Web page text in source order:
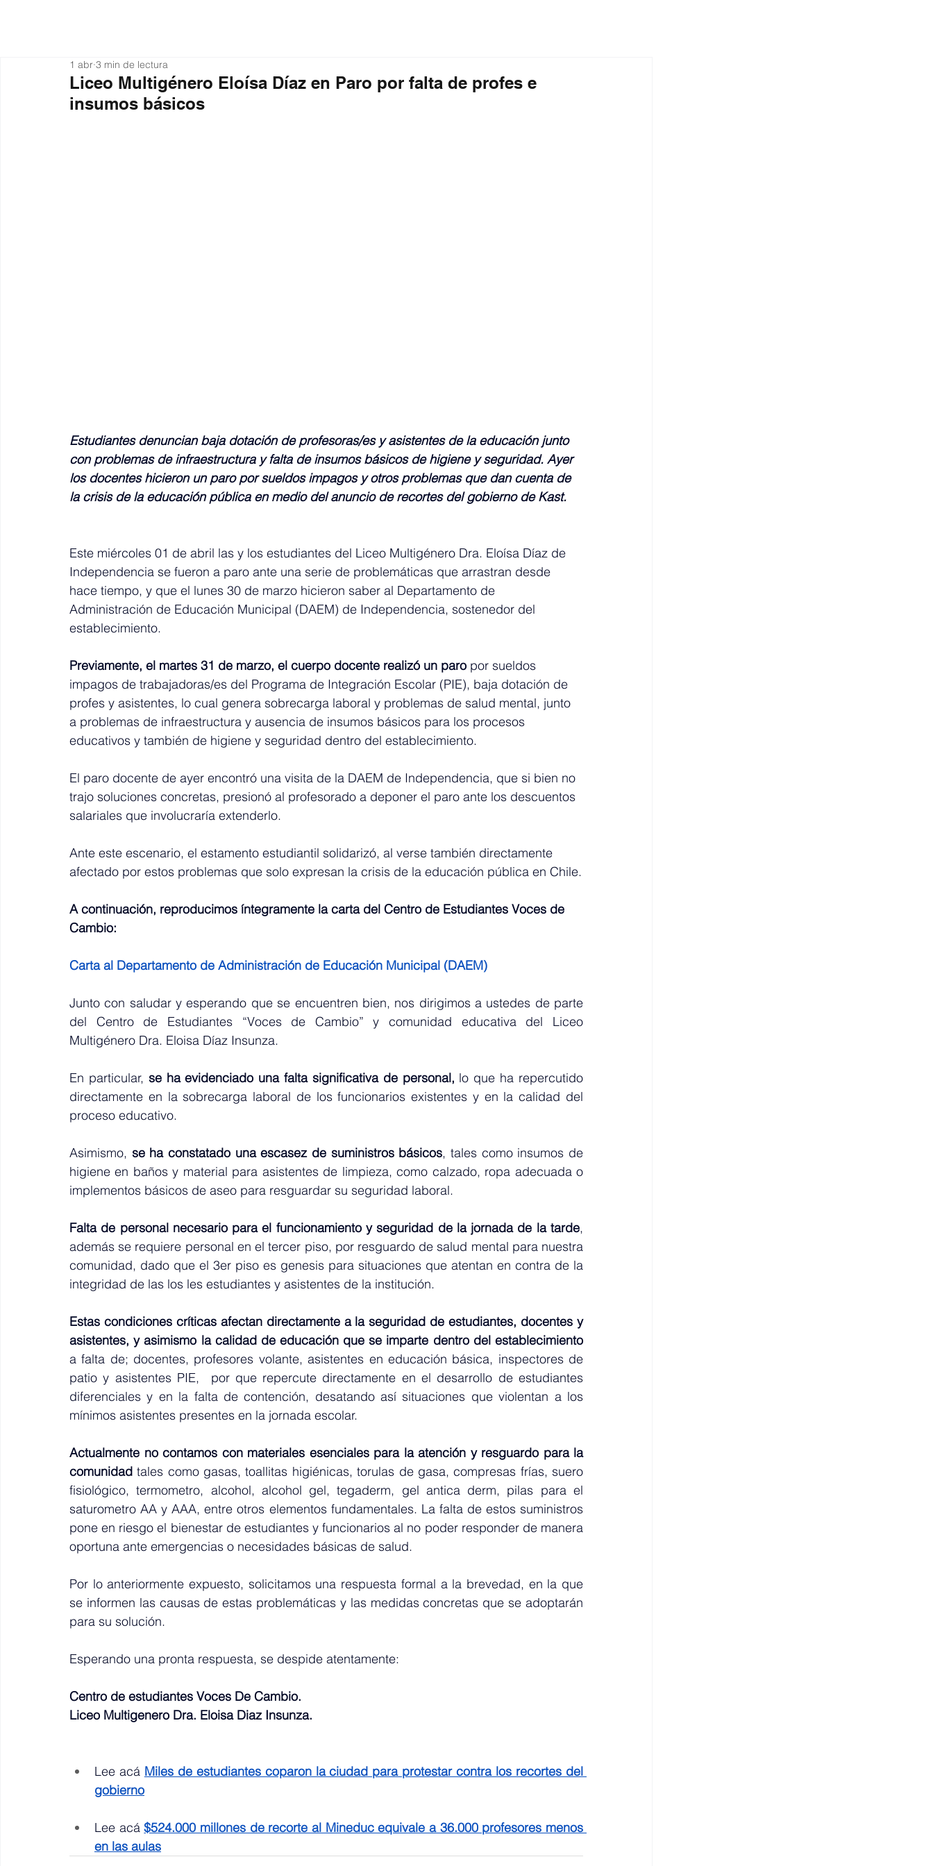
Liceo Multigénero Eloísa Díaz en Paro por falta de profes e
insumos básicos
1 abr 3 min de lectura
Estudiantes denuncian baja dotación de profesoras/es y asistentes de la educación junto
con problemas de infraestructura y falta de insumos básicos de higiene y seguridad. Ayer
los docentes hicieron un paro por sueldos impagos y otros problemas que dan cuenta de
la crisis de la educación pública en medio del anuncio de recortes del gobierno de Kast.
Este miércoles 01 de abril las y los estudiantes del Liceo Multigénero Dra. Eloísa Díaz de
Independencia se fueron a paro ante una serie de problemáticas que arrastran desde
hace tiempo, y que el lunes 30 de marzo hicieron saber al Departamento de
Administración de Educación Municipal (DAEM) de Independencia, sostenedor del
establecimiento.
Previamente, el martes 31 de marzo, el cuerpo docente realizó un paro por sueldos
impagos de trabajadoras/es del Programa de Integración Escolar (PIE), baja dotación de
profes y asistentes, lo cual genera sobrecarga laboral y problemas de salud mental, junto
a problemas de infraestructura y ausencia de insumos básicos para los procesos
educativos y también de higiene y seguridad dentro del establecimiento.
El paro docente de ayer encontró una visita de la DAEM de Independencia, que si bien no
trajo soluciones concretas, presionó al profesorado a deponer el paro ante los descuentos
salariales que involucraría extenderlo.
Ante este escenario, el estamento estudiantil solidarizó, al verse también directamente
afectado por estos problemas que solo expresan la crisis de la educación pública en Chile.
A continuación, reproducimos íntegramente la carta del Centro de Estudiantes Voces de
Cambio:
Carta al Departamento de Administración de Educación Municipal (DAEM)
Junto con saludar y esperando que se encuentren bien, nos dirigimos a ustedes de parte
del Centro de Estudiantes “Voces de Cambio” y comunidad educativa del Liceo
Multigénero Dra. Eloisa Díaz Insunza.
En particular, se ha evidenciado una falta significativa de personal, lo que ha repercutido
directamente en la sobrecarga laboral de los funcionarios existentes y en la calidad del
proceso educativo.
Asimismo, se ha constatado una escasez de suministros básicos, tales como insumos de
higiene en baños y material para asistentes de limpieza, como calzado, ropa adecuada o
implementos básicos de aseo para resguardar su seguridad laboral.
Falta de personal necesario para el funcionamiento y seguridad de la jornada de la tarde,
además se requiere personal en el tercer piso, por resguardo de salud mental para nuestra
comunidad, dado que el 3er piso es genesis para situaciones que atentan en contra de la
integridad de las los les estudiantes y asistentes de la institución.
Estas condiciones críticas afectan directamente a la seguridad de estudiantes, docentes y
a falta de; docentes, profesores volante, asistentes en educación básica, inspectores de
patio y asistentes PIE,  por que repercute directamente en el desarrollo de estudiantes
diferenciales y en la falta de contención, desatando así situaciones que violentan a los
mínimos asistentes presentes en la jornada escolar.
Actualmente no contamos con materiales esenciales para la atención y resguardo para la
comunidad tales como gasas, toallitas higiénicas, torulas de gasa, compresas frías, suero
fisiológico, termometro, alcohol, alcohol gel, tegaderm, gel antica derm, pilas para el
saturometro AA y AAA, entre otros elementos fundamentales. La falta de estos suministros
pone en riesgo el bienestar de estudiantes y funcionarios al no poder responder de manera
oportuna ante emergencias o necesidades básicas de salud.
Por lo anteriormente expuesto, solicitamos una respuesta formal a la brevedad, en la que
se informen las causas de estas problemáticas y las medidas concretas que se adoptarán
para su solución.
Esperando una pronta respuesta, se despide atentamente:
Centro de estudiantes Voces De Cambio.
Liceo Multigenero Dra. Eloisa Diaz Insunza.
Lee acá Miles de estudiantes coparon la ciudad para protestar contra los recortes del
gobierno
Lee acá $524.000 millones de recorte al Mineduc equivale a 36.000 profesores menos
en las aulas